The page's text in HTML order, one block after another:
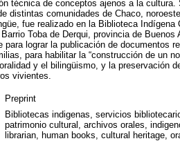
técnica de conceptos ajenos a la
distintas comunidades de Chaco,
fue realizado en la Biblioteca
Toba de Derqui, provincia de
para lograr la publicación de documentos
para habilitar la “construcción de un
y el bilingüismo, y la preservación
vivientes.
Preprint
Bibliotecas indigenas, servicios
patrimonio cultural, archivos orales,
librarian, human books, cultural heritage,